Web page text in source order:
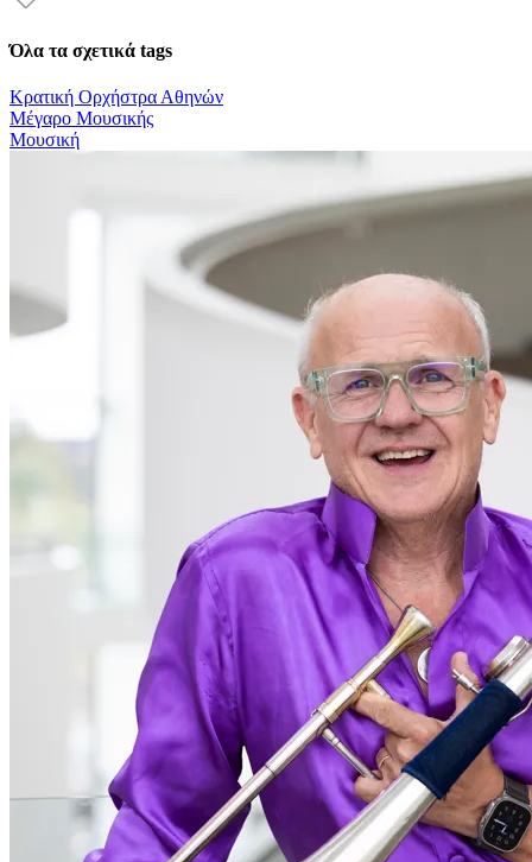
Όλα τα σχετικά tags
Κρατική Ορχήστρα Αθηνών
Μέγαρο Μουσικής
Μουσική